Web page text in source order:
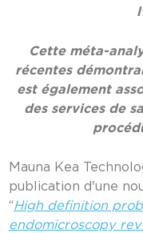
Cette méta-
récentes
est également
des services de
Mauna Kea
publication d'une
“High definition
endomicroscopy